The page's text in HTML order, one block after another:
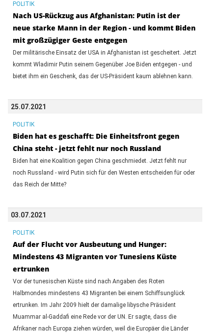
POLITIK
Nach US-Rückzug aus Afghanistan: Putin ist der
neue starke Mann in der Region - und kommt Biden
mit großzügiger Geste entgegen
Der militärische Einsatz der USA in Afghanistan ist gescheitert. Jetzt
kommt Wladimir Putin seinem Gegenüber Joe Biden entgegen - und
bietet ihm ein Geschenk, das der US-Präsident kaum ablehnen kann.
25.07.2021
POLITIK
Biden hat es geschafft: Die Einheitsfront gegen
China steht - jetzt fehlt nur noch Russland
Biden hat eine Koalition gegen China geschmiedet. Jetzt fehlt nur
noch Russland - wird Putin sich für den Westen entscheiden für oder
das Reich der Mitte?
03.07.2021
POLITIK
Auf der Flucht vor Ausbeutung und Hunger:
Mindestens 43 Migranten vor Tunesiens Küste
ertrunken
Vor der tunesischen Küste sind nach Angaben des Roten
Halbmondes mindestens 43 Migranten bei einem Schiffsunglück
ertrunken. Im Jahr 2009 hielt der damalige libysche Präsident
Muammar al-Gaddafi eine Rede vor der UN. Er sagte, dass die
Afrikaner nach Europa ziehen würden, weil die Europäer die Länder